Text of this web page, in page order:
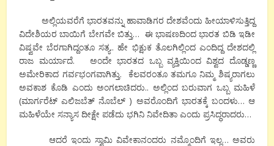
ಅಲ್ಲಿಯವರೆಗೆ ಭಾರತವನ್ನು ಹಾವಾಡಿಗರ ದೇಶವೆಂದು ಹೀಯಾಳಿಸುತ್ತಿದ್ದ
ವಿದೇಶಿಯರ ಬಾಯಿಗೆ ಬೇಗವೇ ಬಿತ್ತು… ಈ ಭಾಷಣದಿಂದ ಭಾರತ ಬಿಡಿ ಇಡೀ
ವಿಷ್ವವೇ ಬೆರಗಾಗಿದ್ದಂತೂ ಸತ್ಯ.. ಹೇ ಭಿಕ್ಷುಕ ತೊಲಗಿಲ್ಲಿಂದ ಎಂದಿದ್ದ ದೇಶದಲ್ಲಿ
ರಾಜ ಮರ್ಯಾದೆ. ಅಂದೇ ಭಾರತದ ಒಬ್ಬ ವ್ಯಕ್ತಿಯಿಂದ ವಿಶ್ವದ ದೊಡ್ಡಣ್ಣ
ಅಮೇರಿಕಾದ ಗರ್ವಭಂಗವಾಗಿತ್ತು. ಕೆಲವರಂತೂ ತಮಗೂ ನಿಮ್ಮ ಶಿಷ್ಯರಾಗಲು
ಅವಕಾಶ ಕೊಡಿ ಎಂದು ಅಂಗಲಾಚಿದರು.. ಅಲ್ಲಿಂದ ಬರುವಾಗ ಒಬ್ಬ ಮಹಿಳೆ
(ಮಾರ್ಗರೆಟ್ ಎಲಿಜಬೆತ್ ನೊಬೆಲ್ ) ಅವರೊಂದಿಗೆ ಭಾರತಕ್ಕೆ ಬಂದಳು… ಆ
ಮಹಿಳೆಯೇ ಸನ್ಯಾಸ ದೀಕ್ಷೇ ಪಡೆದು ಭಗಿನಿ ನಿವೇದಿತಾ ಎಂದು ಪ್ರಸಿದ್ಧರಾದರು…
ಆದರೆ ಇಂದು ಸ್ವಾಮಿ ವಿವೇಕಾನಂದರು ನಮ್ಮೊಂದಿಗೆ ಇಲ್ಲ… ಅವರು